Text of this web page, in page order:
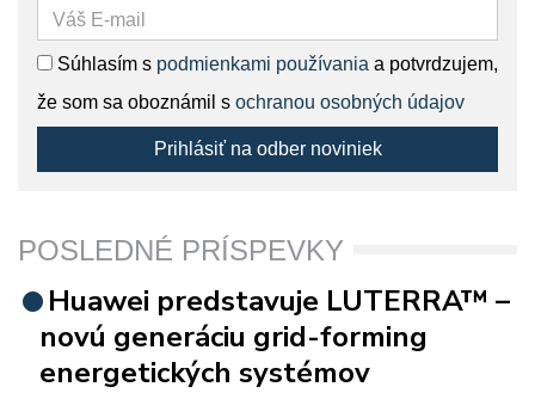
Súhlasím s podmienkami používania a potvrdzujem,
že som sa oboznámil s ochranou osobných údajov
Prihlásiť na odber noviniek
POSLEDNÉ PRÍSPEVKY
Huawei predstavuje LUTERRA™ –
novú generáciu grid-forming
energetických systémov